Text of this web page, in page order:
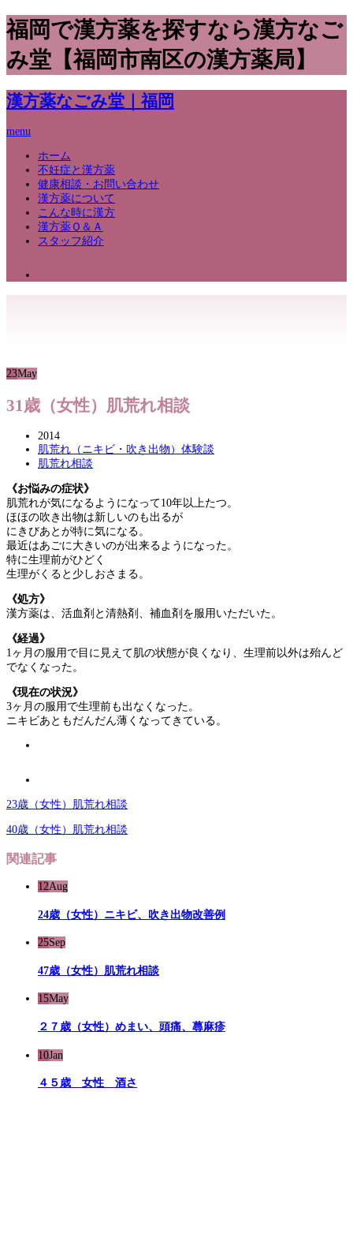
福岡で漢方薬を探すなら漢方なご
み堂【福岡市南区の漢方薬局】
漢方薬なごみ堂｜福岡
menu
ホーム
不妊症と漢方薬
健康相談・お問い合わせ
漢方薬について
こんな時に漢方
漢方薬Ｑ＆Ａ
スタッフ紹介
23May
31歳（女性）肌荒れ相談
2014
肌荒れ（ニキビ・吹き出物）体験談
肌荒れ相談
《お悩みの症状》
肌荒れが気になるようになって10年以上たつ。
ほほの吹き出物は新しいのも出るが
にきびあとが特に気になる。
最近はあごに大きいのが出来るようになった。
特に生理前がひどく
生理がくると少しおさまる。
《処方》
漢方薬は、活血剤と清熱剤、補血剤を服用いただいた。
《経過》
1ヶ月の服用で目に見えて肌の状態が良くなり、生理前以外は殆んど
でなくなった。
《現在の状況》
3ヶ月の服用で生理前も出なくなった。
ニキビあともだんだん薄くなってきている。
23歳（女性）肌荒れ相談
40歳（女性）肌荒れ相談
関連記事
12Aug
24歳（女性）ニキビ、吹き出物改善例
25Sep
47歳（女性）肌荒れ相談
15May
２７歳（女性）めまい、頭痛、蕁麻疹
10Jan
４５歳 女性 酒さ